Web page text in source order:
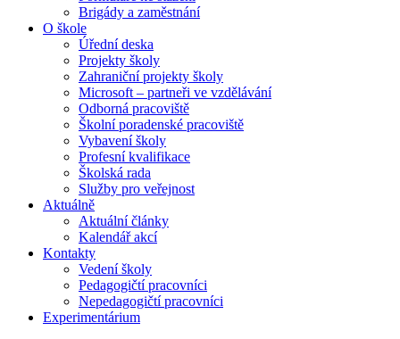
Brigády a zaměstnání
O škole
Úřední deska
Projekty školy
Zahraniční projekty školy
Microsoft – partneři ve vzdělávání
Odborná pracoviště
Školní poradenské pracoviště
Vybavení školy
Profesní kvalifikace
Školská rada
Služby pro veřejnost
Aktuálně
Aktuální články
Kalendář akcí
Kontakty
Vedení školy
Pedagogičtí pracovníci
Nepedagogičtí pracovníci
Experimentárium